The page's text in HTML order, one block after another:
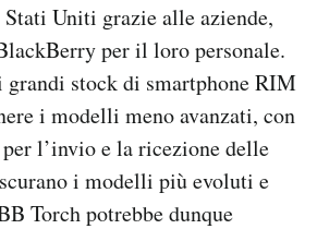
Uniti grazie alle aziende,
per il loro personale.
stock di smartphone RIM
i modelli meno avanzati, con
l’invio e la ricezione delle
i modelli più evoluti e
Torch potrebbe dunque